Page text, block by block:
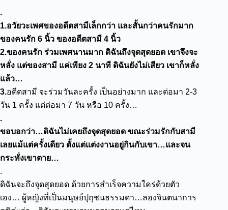
.
1.อวัยวะเพศของอดีตสามีเล็กกว่า และสั้นกว่าคนรักมาก
ของคนรัก 6 นิ้ว ของอดีตสามี 4 นิ้ว
2.ของคนรัก ร่วมเพศนานมาก ดิฉันถึงจุดสุดยอด เขาจึงจะ
หลั่ง แต่ของสามี แค่เพียง 2 นาที ดิฉันยังไม่เสียว เขาก็หลั่ง
แล้ว…
3.อดีตสามี จะร่วมวันละครั้ง เป็นอย่างมาก และต่อมา 2-3
วัน 1 ครั้ง แต่ต่อมา 7 วัน หรือ 10 ครั้ง…
.
ขอบอกว่า…ดิฉันไม่เคยถึงจุดสุดยอด ขณะร่วมรักกับสามี
เลยแม้แต่ครั้งเดียว ตั้งแต่แต่งงานอยู่กินกับเขา…และจน
กระทั่งเขาตาย…
.
ดิฉันจะถึงจุดสุดยอด ด้วยการสำเร็จความใคร่ด้วยตัว
เอง… ผู้หญิงที่เป็นมนุษย์ปุถุชนธรรมดา…ลองจินตนาการ